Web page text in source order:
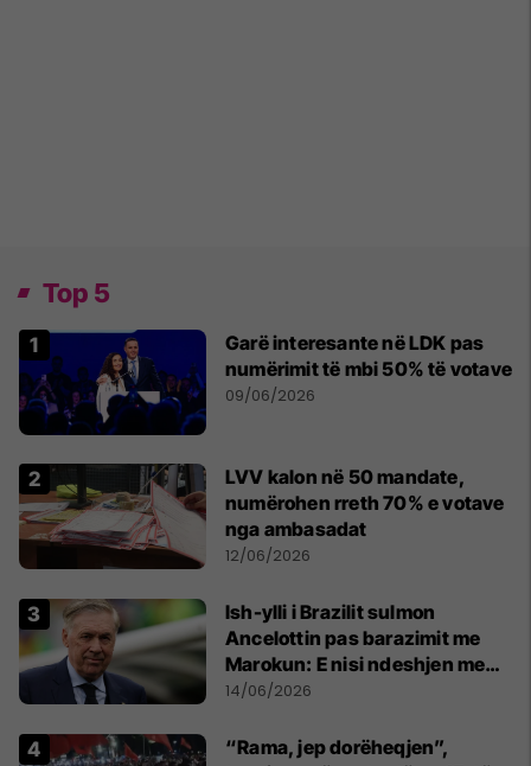
Top 5
Garë interesante në LDK pas
numërimit të mbi 50% të votave
09/06/2026
LVV kalon në 50 mandate,
numërohen rreth 70% e votave
nga ambasadat
12/06/2026
Ish-ylli i Brazilit sulmon
Ancelottin pas barazimit me
Marokun: E nisi ndeshjen me
formacionin e gabuar
14/06/2026
“Rama, jep dorëheqjen”,